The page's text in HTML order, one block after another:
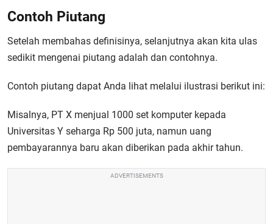
Contoh Piutang
Setelah membahas definisinya, selanjutnya akan kita ulas
sedikit mengenai piutang adalah dan contohnya.
Contoh piutang dapat Anda lihat melalui ilustrasi berikut ini:
Misalnya, PT X menjual 1000 set komputer kepada
Universitas Y seharga Rp 500 juta, namun uang
pembayarannya baru akan diberikan pada akhir tahun.
ADVERTISEMENTS